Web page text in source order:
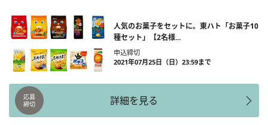
人気のお菓子をセットに。東ハト「お菓子10
種セット」【2名様...
申込締切
2021年07月25日（日）23:59まで
詳細を見る
応募
締切